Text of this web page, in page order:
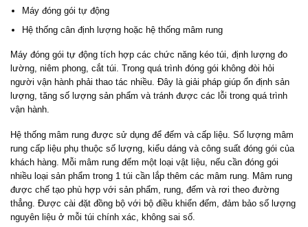
Máy đóng gói tự động
Hệ thống cân định lượng hoặc hệ thống mâm rung
Máy đóng gói tự động tích hợp các chức năng kéo túi, định lượng đo
lường, niêm phong, cắt túi. Trong quá trình đóng gói không đòi hỏi
người vận hành phải thao tác nhiều. Đây là giải pháp giúp ổn định sản
lượng, tăng số lượng sản phẩm và tránh được các lỗi trong quá trình
vận hành.
Hệ thống mâm rung được sử dụng để đếm và cấp liệu. Số lượng mâm
rung cấp liệu phụ thuộc số lượng, kiểu dáng và công suất đóng gói của
khách hàng. Mỗi mâm rung đếm một loại vật liệu, nếu cần đóng gói
nhiều loại sản phẩm trong 1 túi cần lắp thêm các mâm rung. Mâm rung
được chế tạo phù hợp với sản phẩm, rung, đếm và rơi theo đường
thẳng. Được cài đặt đồng bộ với bộ điều khiển đếm, đảm bảo số lượng
nguyên liệu ở mỗi túi chính xác, không sai số.